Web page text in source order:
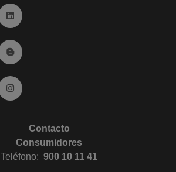
Ir a Linkedin (abre en ventana nueva)
Ir al Blog (abre en ventana nueva)
Ir a Instagram (abre en ventana nueva)
Contacto
Consumidores
Teléfono: 900 10 11 41